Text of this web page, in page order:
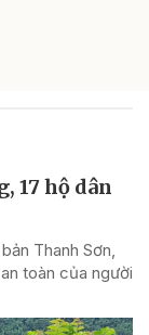
17 hộ dân
Thanh Sơn,
toàn của người